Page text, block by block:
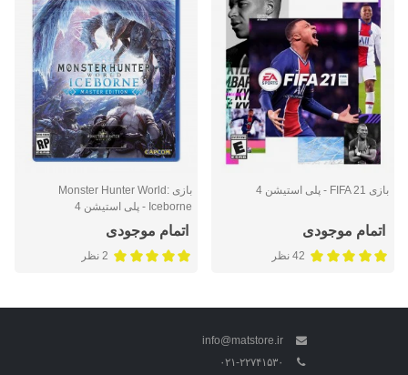
بازی FIFA 21 - پلی استیشن 4
اتمام موجودی
42 نظر
بازی Monster Hunter World:
Iceborne ‌- پلی استیشن 4
اتمام موجودی
2 نظر
info@matstore.ir
۰۲۱-۲۲۷۴۱۵۳۰